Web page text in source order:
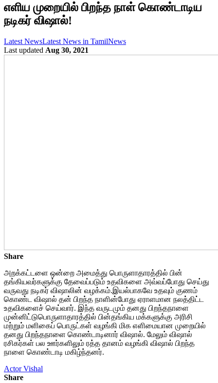
எளிய முறையில் பிறந்த நாள் கொண்டாடிய
நடிகர் விஷால்!
Latest NewsLatest News in TamilNews
Last updated Aug 30, 2021
Share
அறக்கட்டளை ஒன்றை அமைத்து பொருளாதாரத்தில் பின்
தங்கியவர்களுக்கு தேவைப்படும் உதவிகளை அவ்வப்போது செய்து
வருவது நடிகர் விஷாலின் வழக்கம்.இயல்பாகவே உதவும் குணம்
கொண்ட விஷால் தன் பிறந்த நாளின்போது ஏராளமான நலத்திட்ட
உதவிகளைச் செய்வார். இந்த வருடமும் தனது பிறந்தநாளை
முன்னிட்டுபொருளாதாரத்தில் பின்தங்கிய மக்களுக்கு அரிசி
மற்றும் மளிகைப் பொருட்கள் வழங்கி மிக எளிமையான முறையில்
தனது பிறந்தநாளை கொண்டாடினார் விஷால். மேலும் விஷால்
ரசிகர்கள் பல ஊர்களிலும் ரத்த தானம் வழங்கி விஷால் பிறந்த
நாளை கொண்டாடி மகிழ்ந்தனர்.
Actor Vishal
Share